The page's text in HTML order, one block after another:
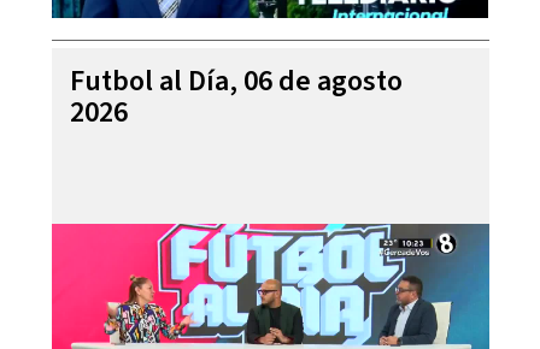
Futbol al Día, 06 de agosto
2026